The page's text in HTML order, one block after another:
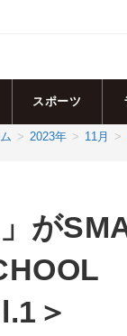
スポーツ
> 2023年 > 11月 >
が
＞